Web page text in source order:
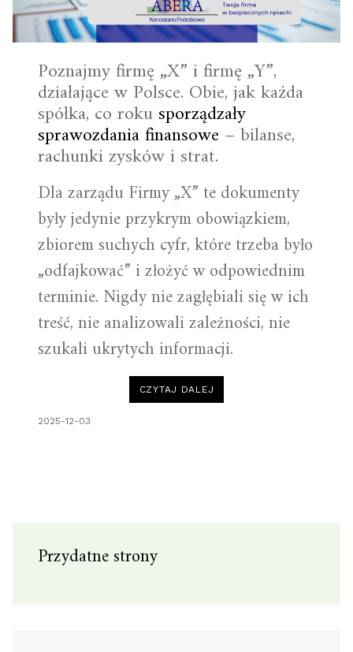
Poznajmy firmę „X” i firmę „Y”,
działające w Polsce. Obie, jak każda
spółka, co rokusporządzały
sprawozdania finansowe – bilanse,
rachunki zysków i strat.
Dla zarządu Firmy „X” te dokumenty
były jedynie przykrym obowiązkiem,
zbiorem suchych cyfr, które trzeba było
„odfajkować” i złożyć w odpowiednim
terminie. Nigdy nie zagłębiali się w ich
treść, nie analizowali zależności, nie
szukali ukrytych informacji.
CZYTAJ DALEJ
2025-12-03
Przydatne strony